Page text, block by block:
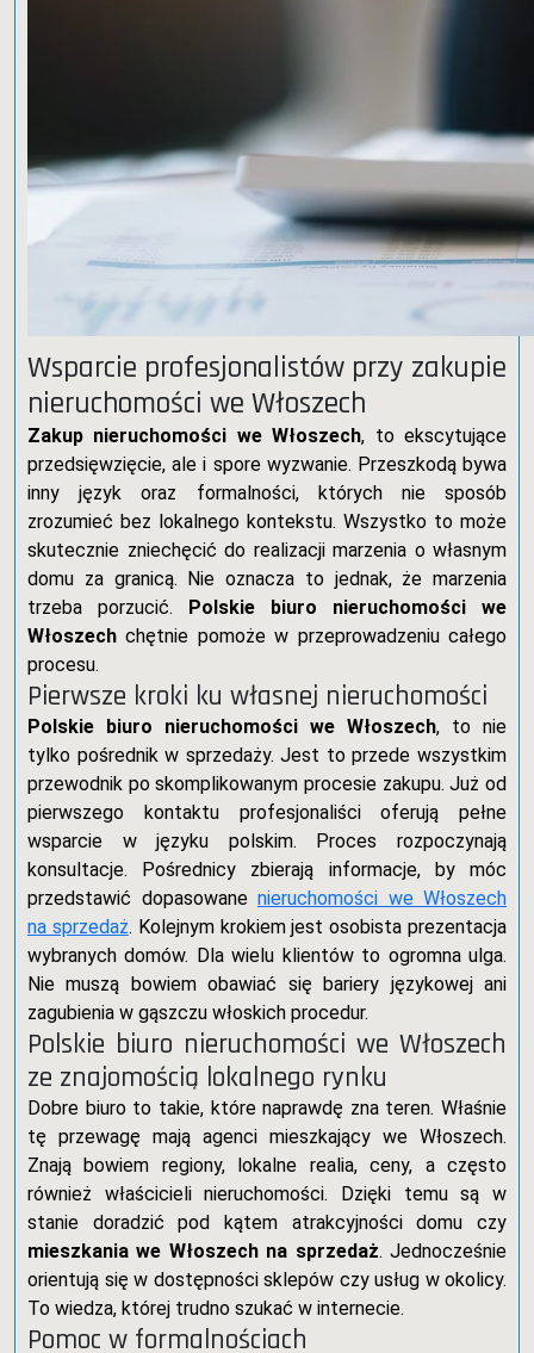
Wsparcie profesjonalistów przy zakupie
nieruchomości we Włoszech
Zakup nieruchomości we Włoszech, to ekscytujące
przedsięwzięcie, ale i spore wyzwanie. Przeszkodą bywa
inny język oraz formalności, których nie sposób
zrozumieć bez lokalnego kontekstu. Wszystko to może
skutecznie zniechęcić do realizacji marzenia o własnym
domu za granicą. Nie oznacza to jednak, że marzenia
trzeba porzucić.
Polskie biuro nieruchomości we
Włoszech chętnie pomoże w przeprowadzeniu całego
procesu.
Pierwsze kroki ku własnej nieruchomości
Polskie biuro nieruchomości we Włoszech, to nie
tylko pośrednik w sprzedaży. Jest to przede wszystkim
przewodnik po skomplikowanym procesie zakupu. Już od
pierwszego kontaktu profesjonaliści oferują pełne
wsparcie w języku polskim. Proces rozpoczynają
konsultacje. Pośrednicy zbierają informacje, by móc
przedstawić dopasowane nieruchomości we Włoszech
na sprzedaż. Kolejnym krokiem jest osobista prezentacja
wybranych domów. Dla wielu klientów to ogromna ulga.
Nie muszą bowiem obawiać się bariery językowej ani
zagubienia w gąszczu włoskich procedur.
Polskie biuro nieruchomości we Włoszech
ze znajomością lokalnego rynku
Dobre biuro to takie, które naprawdę zna teren. Właśnie
tę przewagę mają agenci mieszkający we Włoszech.
Znają bowiem regiony, lokalne realia, ceny, a często
również właścicieli nieruchomości. Dzięki temu są w
stanie doradzić pod kątem atrakcyjności domu czy
mieszkania we Włoszech na sprzedaż. Jednocześnie
orientują się w dostępności sklepów czy usług w okolicy.
To wiedza, której trudno szukać w internecie.
Pomoc w formalnościach